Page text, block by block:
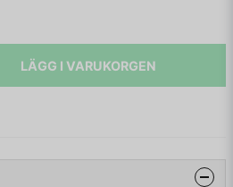
LÄGG I VARUKORGEN